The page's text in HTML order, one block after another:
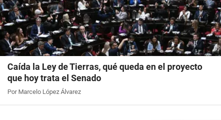
Caída la Ley de Tierras, qué queda en el proyecto
que hoy trata el Senado
Por Marcelo López Álvarez